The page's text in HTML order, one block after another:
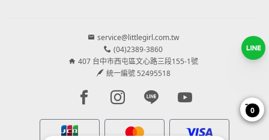
service@littlegirl.com.tw
(04)2389-3860
407 台中市西屯區文心路三段155-1號
統一編號 52495518
Facebook page
Instagram page
Line pageYoutube page
0